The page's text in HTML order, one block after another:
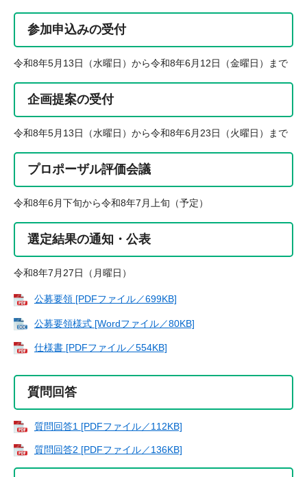
参加申込みの受付
令和8年5月13日（水曜日）から令和8年6月12日（金曜日）まで
企画提案の受付
令和8年5月13日（水曜日）から令和8年6月23日（火曜日）まで
プロポーザル評価会議
令和8年6月下旬から令和8年7月上旬（予定）
選定結果の通知・公表
令和8年7月27日（月曜日）
公募要領 [PDFファイル／699KB]
公募要領様式 [Wordファイル／80KB]
仕様書 [PDFファイル／554KB]
質問回答
質問回答1 [PDFファイル／112KB]
質問回答2 [PDFファイル／136KB]